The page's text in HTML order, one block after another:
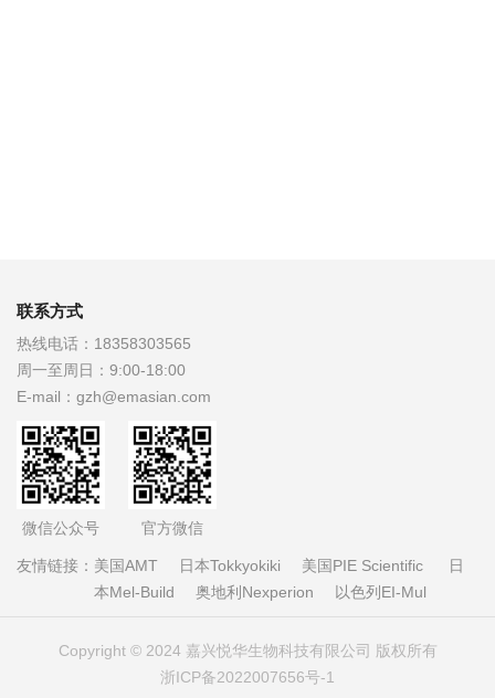
联系方式
热线电话： 18358303565
周一至周日： 9:00-18:00
E-mail： gzh@emasian.com
微信公众号 官方微信
友情链接： 美国AMT 日本Tokkyokiki 美国PIE Scientific
日
本Mel-Build
奥地利Nexperion 以色列EI-Mul
Copyright © 2024 嘉兴悦华生物科技有限公司 版权所有
浙ICP备2022007656号-1